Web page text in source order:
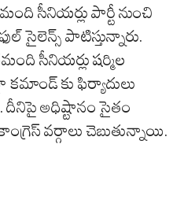
సీనియర్లు పార్టీ నుంచి
సైలెన్స్ పాటిస్తున్నారు.
సీనియర్లు షర్మిల
కు ఫిర్యాదులు
దీనిపై అధిష్టానం సైతం
వర్గాలు చెబుతున్నాయి.